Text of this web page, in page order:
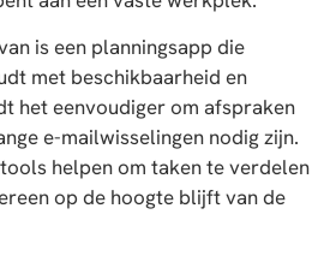
is een planningsapp die
met beschikbaarheid en
het eenvoudiger om afspraken
e-mailwisselingen nodig zijn.
helpen om taken te verdelen
op de hoogte blijft van de